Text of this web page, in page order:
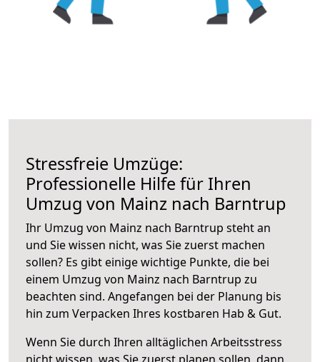
Stressfreie Umzüge:
Professionelle Hilfe für Ihren
Umzug von Mainz nach Barntrup
Ihr Umzug von Mainz nach Barntrup steht an
und Sie wissen nicht, was Sie zuerst machen
sollen? Es gibt einige wichtige Punkte, die bei
einem Umzug von Mainz nach Barntrup zu
beachten sind. Angefangen bei der Planung bis
hin zum Verpacken Ihres kostbaren Hab & Gut.
Wenn Sie durch Ihren alltäglichen Arbeitsstress